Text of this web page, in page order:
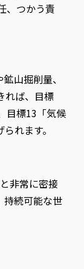
、つかう責
山掘削量、
れば、目標
目標13「気候
れます。
非常に密接
持続可能な世